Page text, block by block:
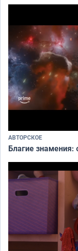
АВТОРСКОЕ
Благие